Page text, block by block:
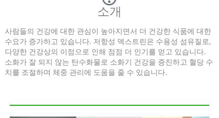
소개
사람들의 건강에 대한 관심이 높아지면서 더 건강한 식품에 대한
수요가 증가하고 있습니다. 저항성 덱스트린은 수용성 섬유질로,
다양한 건강상의 이점으로 인해 점점 더 인기를 얻고 있습니다.
소화가 잘 되지 않는 탄수화물로 소화기 건강을 증진하고 혈당 수
치를 조절하며 체중 관리에 도움을 줄 수 있습니다.